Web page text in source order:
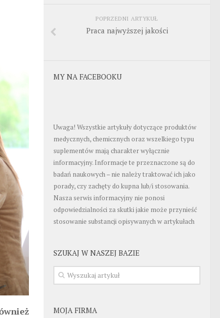
POPRZEDNI ARTYKUŁ
Praca najwyższej jakości
MY NA FACEBOOKU
Uwaga! Wszystkie artykuły dotyczące produktów
medycznych, chemicznych oraz wszelkiego typu
suplementów mają charakter wyłącznie
informacyjny. Informacje te przeznaczone są do
badań naukowych – nie należy traktować ich jako
porady, czy zachęty do kupna lub/i stosowania.
Nasza serwis informacyjny nie ponosi
odpowiedzialności za skutki jakie może przynieść
stosowanie substancji opisywanych w artykułach
SZUKAJ W NASZEJ BAZIE
MOJA FIRMA